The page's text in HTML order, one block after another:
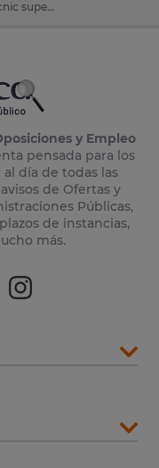
Convocatoria de 1 plaza: Oposiciones de Tècnic superior en educació infantil en Castellvi De La Marca (Barcelona)
y Empleo
pensada para los
día de todas las
de Ofertas y
Públicas,
de instancias,
más.